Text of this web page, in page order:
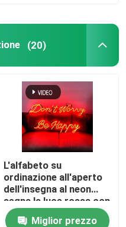
(20)
L'alfabeto su
ordinazione all'aperto
dell'insegna al neon
segna la luce rossa con
lettere 12VDC
Miglior prezzo